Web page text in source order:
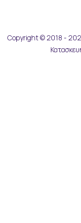
Copyright © 2018 -